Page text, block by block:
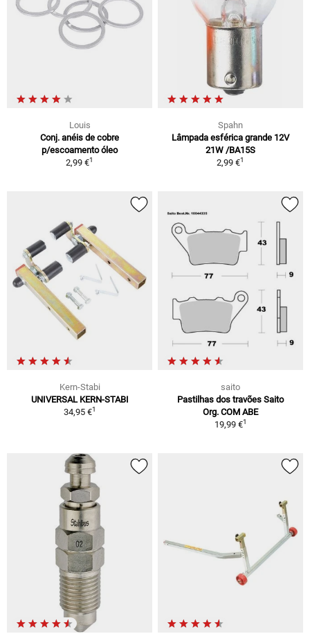
Louis
Conj. anéis de cobre
p/escoamento óleo
2,99 €1
Spahn
Lâmpada esférica grande 12V
21W /BA15S
2,99 €1
Kern-Stabi
UNIVERSAL KERN-STABI
34,95 €1
saito
Pastilhas dos travões Saito
Org. COM ABE
19,99 €1